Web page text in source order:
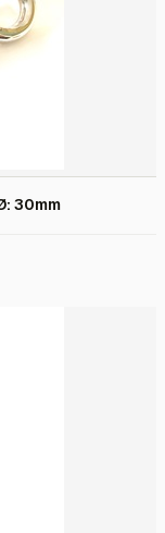
30mm